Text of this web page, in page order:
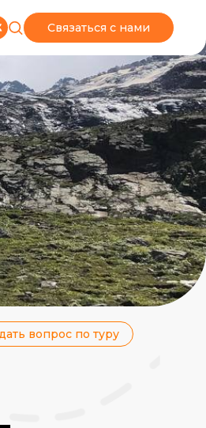
Связаться с нами
вопрос по туру